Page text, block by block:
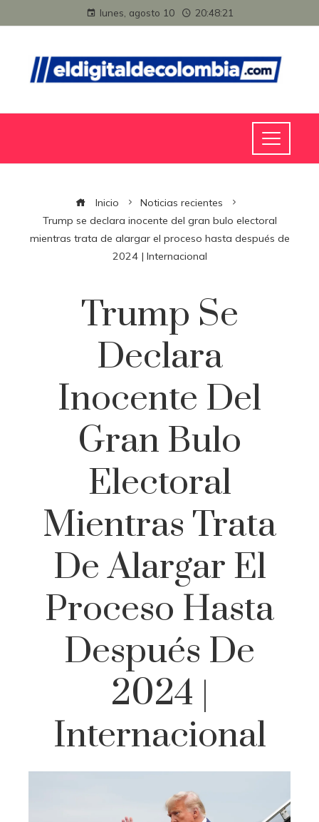
lunes, agosto 10 20:48:22
Inicio
Noticias recientes
Trump se declara inocente del gran bulo electoral
mientras trata de alargar el proceso hasta después de
2024 | Internacional
Trump Se
Declara
Inocente Del
Gran Bulo
Electoral
Mientras Trata
De Alargar El
Proceso Hasta
Después De
2024 |
Internacional